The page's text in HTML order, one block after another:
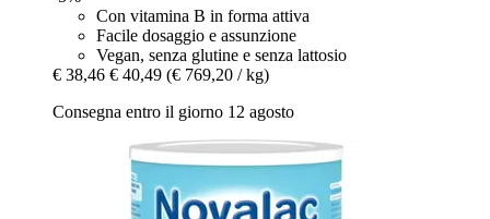
Con vitamina B in forma attiva
Facile dosaggio e assunzione
Vegan, senza glutine e senza lattosio
€ 38,46 € 40,49 (€ 769,20 / kg)
Consegna entro il giorno 12 agosto